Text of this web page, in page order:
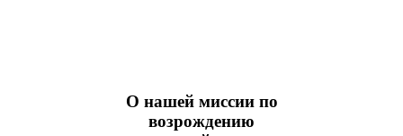
О нашей миссии по
возрождению